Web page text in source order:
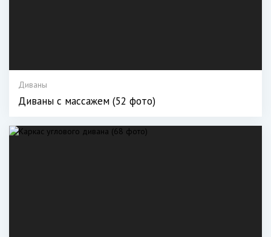
Диваны
Диваны с массажем (52 фото)